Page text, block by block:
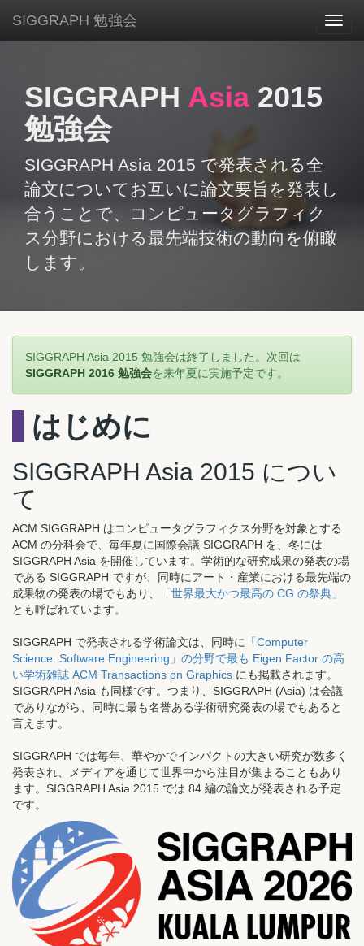
SIGGRAPH 勉強会
SIGGRAPH Asia2015
勉強会
SIGGRAPH Asia 2015 で発表される全
論文についてお互いに論文要旨を発表し
合うことで、コンピュータグラフィク
ス分野における最先端技術の動向を俯瞰
します。
SIGGRAPH Asia 2015 勉強会は終了しました。次回は
SIGGRAPH 2016 勉強会を来年夏に実施予定です。
はじめに
SIGGRAPH Asia 2015 につい
て
ACM SIGGRAPH はコンピュータグラフィクス分野を対象とする
ACM の分科会で、毎年夏に国際会議 SIGGRAPH を、冬には
SIGGRAPH Asia を開催しています。学術的な研究成果の発表の場
である SIGGRAPH ですが、同時にアート・産業における最先端の
成果物の発表の場でもあり、
「世界最大かつ最高の CG の祭典」
とも呼ばれています。
SIGGRAPH で発表される学術論文は、同時に
「Computer
Science: Software Engineering」の分野で最も Eigen Factor の高
い学術雑誌 ACM Transactions on Graphics にも掲載されます。
SIGGRAPH Asia も同様です。つまり、SIGGRAPH (Asia) は会議
でありながら、同時に最も名誉ある学術研究発表の場でもあると
言えます。
SIGGRAPH では毎年、華やかでインパクトの大きい研究が数多く
発表され、メディアを通じて世界中から注目が集まることもあり
ます。SIGGRAPH Asia 2015 では 84 編の論文が発表される予定
です。